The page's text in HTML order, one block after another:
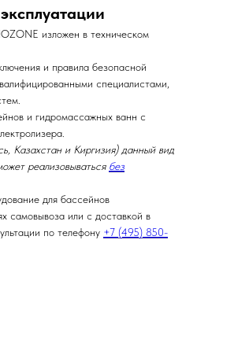
изложен в техническом
и правила безопасной
специалистами,
и гидромассажных ванн с
Казахстан и Киргизия) данный вид
реализовываться без
для бассейнов
самовывоза или с доставкой в
по телефону +7 (495) 850-